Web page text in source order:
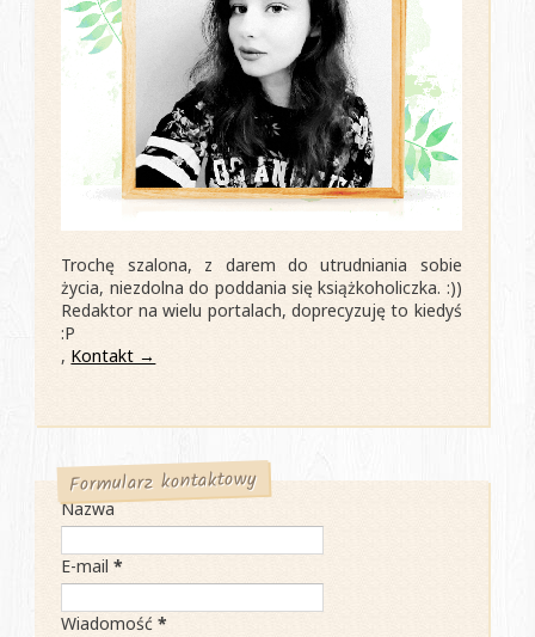
Trochę szalona, z darem do utrudniania sobie
życia, niezdolna do poddania się książkoholiczka. :))
Redaktor na wielu portalach, doprecyzuję to kiedyś
:P
, Kontakt →
Formularz kontaktowy
Nazwa
E-mail*
Wiadomość*